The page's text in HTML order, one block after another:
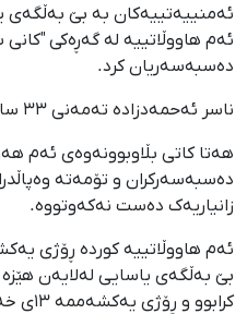
ئەمنییەتییەکان بە بێ
ئەم هاووڵاتییە لە گەڕەکی
دەسبەسەریان کرد.
ناسر ئەحمەدزادە تەمەنی ٣٣ ساڵە، خێزاندارە و منداڵی هەیە.
هەتا کاتی بڵاوبوونەوەی ئەم
دەسبەسەرکران و تۆمەتە
زانیاریەک دەست نەکەوتووە.
بێ بەڵگەی یاسایی لەلایەن
کرابوو